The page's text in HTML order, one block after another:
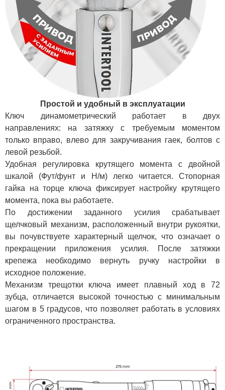
Простой и удобный в эксплуатации
Ключ динамометрический работает в двух
направлениях: на затяжку с требуемым моментом
только вправо, влево для закручивания гаек, болтов с
левой резьбой.
Удобная регулировка крутящего момента с двойной
шкалой (Фут/фунт и Н/м) легко читается. Стопорная
гайка на торце ключа фиксирует настройку крутящего
момента, пока вы работаете.
По достижении заданного усилия срабатывает
щелчковый механизм, расположенный внутри рукоятки,
вы почувствуете характерный щелчок, что означает о
прекращении приложения усилия. После затяжки
крепежа необходимо вернуть ручку настройки в
исходное положение.
Механизм трещотки ключа имеет плавный ход в 72
зубца, отличается высокой точностью с минимальным
шагом в 5 градусов, что позволяет работать в условиях
ограниченного пространства.